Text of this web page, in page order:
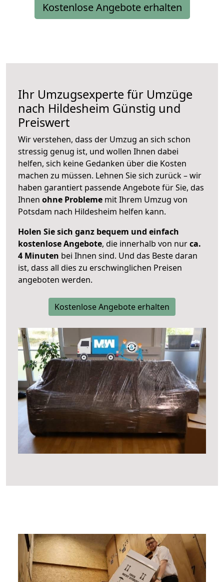
Kostenlose Angebote erhalten
Ihr Umzugsexperte für Umzüge
nach Hildesheim Günstig und
Preiswert
Wir verstehen, dass der Umzug an sich schon
stressig genug ist, und wollen Ihnen dabei
helfen, sich keine Gedanken über die Kosten
machen zu müssen. Lehnen Sie sich zurück – wir
haben garantiert passende Angebote für Sie, das
Ihnen ohne Probleme mit Ihrem Umzug von
Potsdam nach Hildesheim helfen kann.
Holen Sie sich ganz bequem und einfach
kostenlose Angebote, die innerhalb von nurca.
4 Minuten bei Ihnen sind. Und das Beste daran
ist, dass all dies zu erschwinglichen Preisen
angeboten werden.
Kostenlose Angebote erhalten